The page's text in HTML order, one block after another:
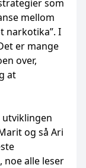
som
mellom
narkotika”. I
er mange
over,
at
og så Ari
noe alle leser